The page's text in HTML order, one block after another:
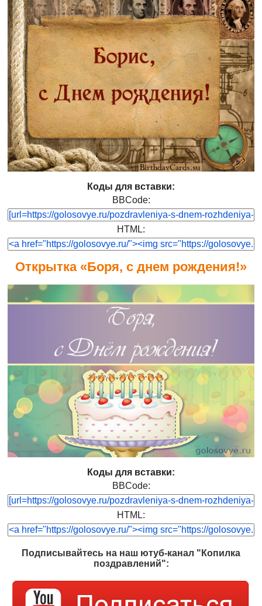
Коды для вставки:
BBCode:
HTML:
Открытка «Боря, с днем рождения!»
Коды для вставки:
BBCode:
HTML:
Подписывайтесь на наш ютуб-канал "Копилка
поздравлений":